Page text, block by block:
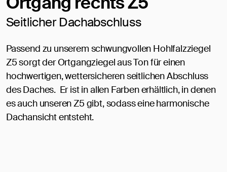
Seitlicher Dachabschluss
Passend zu unserem schwungvollen Hohlfalzziegel
Z5 sorgt der Ortgangziegel aus Ton für einen
hochwertigen, wettersicheren seitlichen Abschluss
des Daches. Er ist in allen Farben erhältlich, in denen
es auch unseren Z5 gibt, sodass eine harmonische
Dachansicht entsteht.